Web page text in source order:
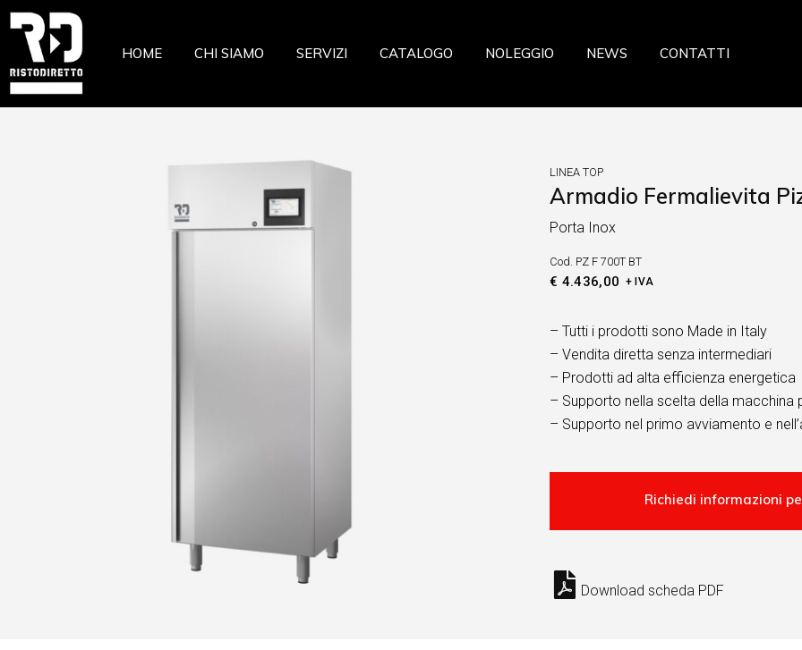
HOME CHI SIAMO SERVIZI CATALOGO NOLEGGIO NEWS CONTATTI
LINEA TOP
Armadio Fermalievita
Porta Inox
Cod. PZ F 700T BT
€ 4.436,00 + IVA
– Tutti i prodotti sono Made in Italy
– Vendita diretta senza intermediari
– Prodotti ad alta efficienza energetica
– Supporto nella scelta della macchina
– Supporto nel primo avviamento e
Download scheda PDF